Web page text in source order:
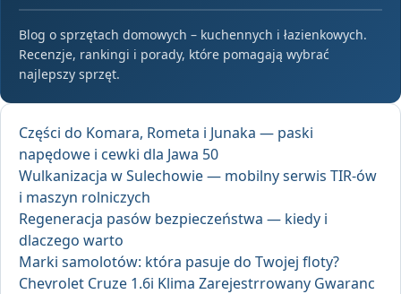
Blog o sprzętach domowych – kuchennych i łazienkowych.
Recenzje, rankingi i porady, które pomagają wybrać
najlepszy sprzęt.
Części do Komara, Rometa i Junaka — paski
napędowe i cewki dla Jawa 50
Wulkanizacja w Sulechowie — mobilny serwis TIR-ów
i maszyn rolniczych
Regeneracja pasów bezpieczeństwa — kiedy i
dlaczego warto
Marki samolotów: która pasuje do Twojej floty?
Chevrolet Cruze 1.6i Klima Zarejestrrowany Gwaranc